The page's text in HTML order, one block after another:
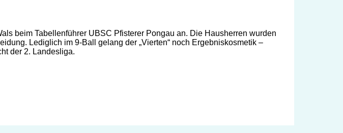
beim Tabellenführer UBSC Pfisterer Pongau an. Die Hausherren wurden
Lediglich im 9-Ball gelang der „Vierten“ noch Ergebniskosmetik –
der 2. Landesliga.